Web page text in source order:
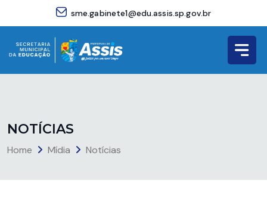
sme.gabinete1@edu.assis.sp.gov.br
NOTÍCIAS
Home Mídia Notícias